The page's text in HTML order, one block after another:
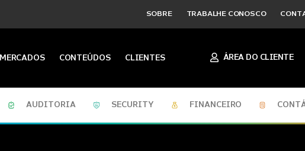
SOBRE TRABALHE CONOSCO
MERCADOS CONTEÚDOS CLIENTES ÁREA DO CLIENTE
AUDITORIA SECURITY FINANCEIRO